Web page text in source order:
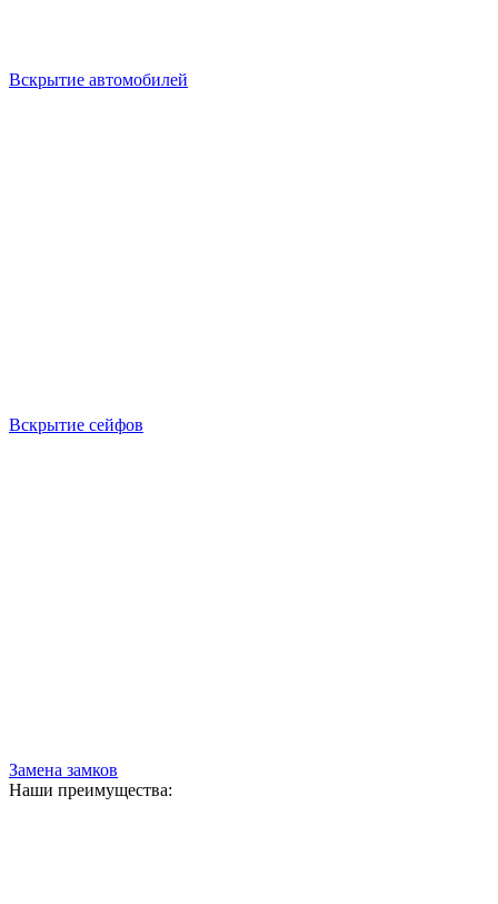
Вскрытие автомобилей
Вскрытие сейфов
Замена замков
Наши преимущества: